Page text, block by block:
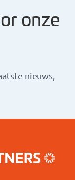
onze
nieuws,